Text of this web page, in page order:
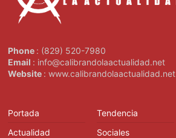
Phone : (829) 520-7980
Email : info@calibrandolaactualidad.net
Website : www.calibrandolaactualidad.net
Portada
Actualidad
Tendencia
Sociales